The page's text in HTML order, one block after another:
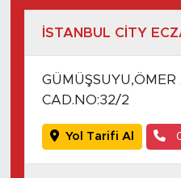
İSTANBUL CİTY
CAD.NO:32/2
Yol Tarifi Al